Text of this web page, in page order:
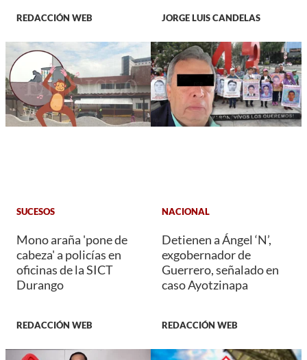
REDACCIÓN WEB JORGE LUIS CANDELAS
SUCESOS
Mono araña 'pone de
cabeza' a policías en
oficinas de la SICT
Durango
REDACCIÓN WEB
NACIONAL
Detienen a Ángel ‘N’,
exgobernador de
Guerrero, señalado en
caso Ayotzinapa
REDACCIÓN WEB